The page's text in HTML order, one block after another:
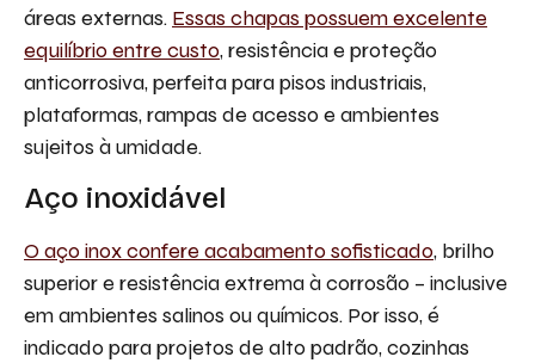
áreas externas. Essas chapas possuem excelente
equilíbrio entre custo, resistência e proteção
anticorrosiva, perfeita para pisos industriais,
plataformas, rampas de acesso e ambientes
sujeitos à umidade.
Aço inoxidável
O aço inox confere acabamento sofisticado, brilho
superior e resistência extrema à corrosão – inclusive
em ambientes salinos ou químicos. Por isso, é
indicado para projetos de alto padrão, cozinhas